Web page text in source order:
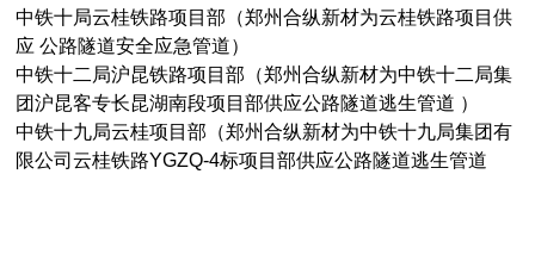
中铁十局云桂铁路项目部（郑州合纵新材为云桂铁路项目供
应 公路隧道安全应急管道）
中铁十二局沪昆铁路项目部（郑州合纵新材为中铁十二局集
团沪昆客专长昆湖南段项目部供应公路隧道逃生管道 ）
中铁十九局云桂项目部（郑州合纵新材为中铁十九局集团有
限公司云桂铁路YGZQ-4标项目部供应公路隧道逃生管道